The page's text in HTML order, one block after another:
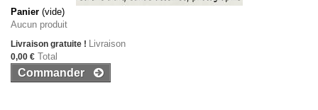
Panier (vide)
Aucun produit
Livraison gratuite ! Livraison
0,00 € Total
Commander